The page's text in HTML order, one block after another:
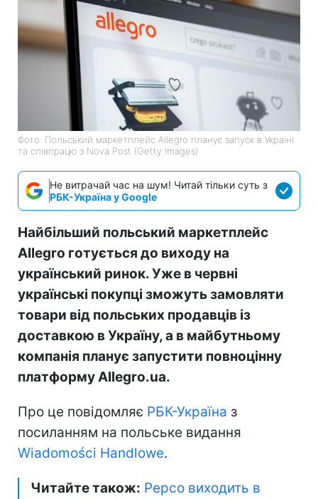
Фото: Польський маркетплейс Allegro планує запуск в Україні
та співпрацю з Nova Post (Getty Images)
Не витрачай час на шум! Читай тільки суть з
РБК-Україна у Google
Найбільший польський маркетплейс
Allegro готується до виходу на
український ринок. Уже в червні
українські покупці зможуть замовляти
товари від польських продавців із
доставкою в Україну, а в майбутньому
компанія планує запустити повноцінну
платформу Allegro.ua.
Про це повідомляє РБК-Україна з
посиланням на польське видання
Wiadomości Handlowe.
Читайте також: Pepco виходить в